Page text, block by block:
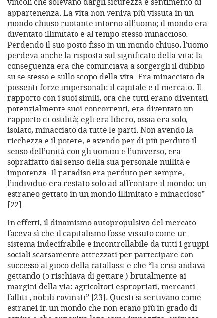
appartenenza. La vita non veniva più vissuta in un
mondo chiuso ruotante intorno all’uomo; il mondo era
diventato illimitato e al tempo stesso minaccioso.
Perdendo il suo posto fisso in un mondo chiuso, l’uomo
perdeva anche la risposta sul significato della vita; la
conseguenza era che cominciava a sorgergli il dubbio
su se stesso e sullo scopo della vita. Era minacciato da
possenti forze impersonali: il capitale e il mercato. Il
rapporto con i suoi simili, ora che tutti erano diventati
potenzialmente suoi concorrenti, era diventato un
rapporto di ostilità; egli era libero, ossia era solo,
isolato, minacciato da tutte le parti. Non avendo la
ricchezza e il potere, e avendo per di più perduto il
senso dell’unità con gli uomini e l’universo, era
sopraffatto dal senso della sua personale nullità e
impotenza. Il paradiso era perduto per sempre,
l’individuo era restato solo ad affrontare il mondo: un
estraneo gettato in un mondo illimitato e minaccioso”
[22].
In effetti, il dinamismo autopropulsivo del mercato
faceva sì che il capitalismo fosse vissuto come un
sistema indecifrabile e incontrollabile da tutti i gruppi
sociali scarsamente attrezzati per partecipare con
successo al gioco della catallassi e che “la crisi andava
gettando (o rischiava di gettare ) brutalmente ai
margini della via: agricoltori espropriati, mercanti
falliti , nobili rovinati” [23]. Questi si sentivano come
estranei in un mondo che non erano più in grado di